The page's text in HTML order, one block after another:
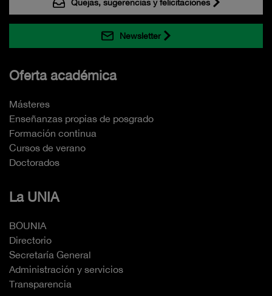
Quejas, sugerencias y felicitaciones
Newsletter
Oferta académica
Másteres
Enseñanzas propias de posgrado
Formación continua
Cursos de verano
Doctorados
La UNIA
BOUNIA
Directorio
Secretaría General
Administración y servicios
Transparencia